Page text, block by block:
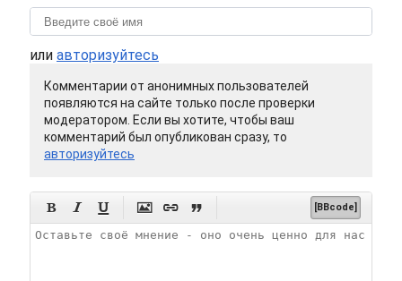
или авторизуйтесь
Комментарии от анонимных пользователей
появляются на сайте только после проверки
модератором. Если вы хотите, чтобы ваш
комментарий был опубликован сразу, то
авторизуйтесь
      [BBcode]